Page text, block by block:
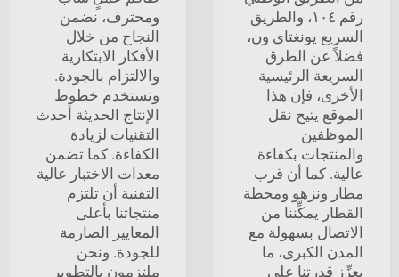
رقم ١٠٤، والطريق
السريع يونغتاي ون،
فضلاً عن الطرق
السريعة الرئيسية
الأخرى، فإن هذا
الموقع يتيح نقل
الموظفين
والمنتجات بكفاءة
عالية. كما أن قرب
مطار ونزهو ومحطة
القطار يمكِّننا من
الاتصال بسهولة مع
المدن الكبرى، ما
يعزِّز قدرتنا على
ومحترف، نضمن
النجاح من خلال
الأفكار الابتكارية
والالتزام بالجودة.
وتستخدم خطوط
الإنتاج الحديثة أحدث
التقنيات لزيادة
الكفاءة. كما تضمن
معدات الاختبار عالية
التقنية أن تلتزم
منتجاتنا بأعلى
المعايير الصارمة
للجودة. ونحن
ملتزمون بالتطوير